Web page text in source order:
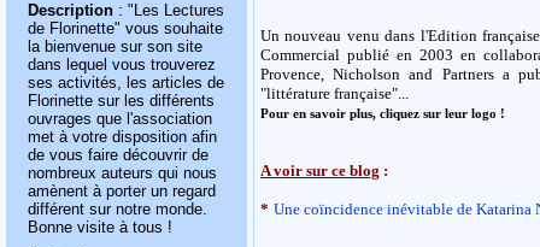
Description : "Les Lectures
de Florinette" vous souhaite
la bienvenue sur son site
dans lequel vous trouverez
ses activités, les articles de
Florinette sur les différents
ouvrages que l'association
met à votre disposition afin
de vous faire découvrir de
nombreux auteurs qui nous
amènent à porter un regard
différent sur notre monde.
Bonne visite à tous !
Un nouveau venu dans l'Edition
Commercial publié en 2003 en
Provence, Nicholson and Partners a
"littérature française"...
Pour en savoir plus, cliquez sur leur logo !
A voir sur ce blog :
* Une coïncidence inévitable de Katarina